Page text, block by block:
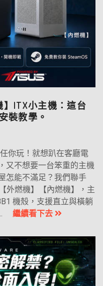
】ITX小主機：這台
裝教學。
你玩！就想趴在客廳電
又不想要一台笨重的主機
怎能不滿足？我們聯手
外燃機】【內燃機】，主
機殼，支援直立與橫躺
繼續看下去